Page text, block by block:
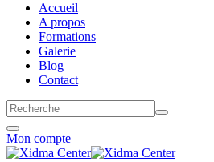
Accueil
A propos
Formations
Galerie
Blog
Contact
Mon compte